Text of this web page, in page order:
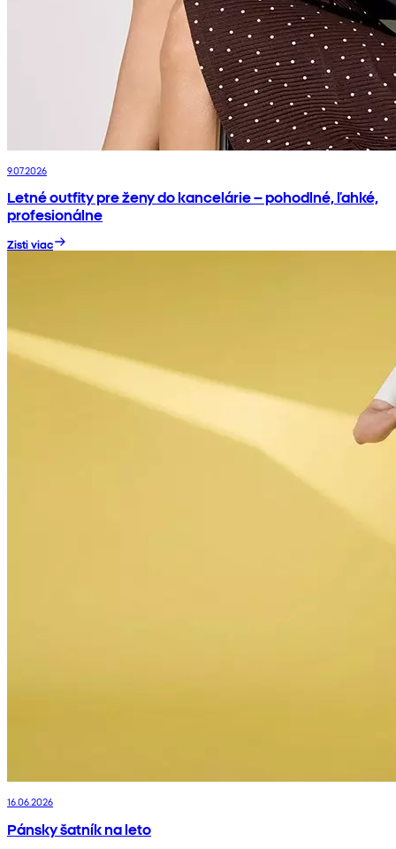
9.07.2026
Letné outfity pre ženy do kancelárie – pohodlné, ľahké,
profesionálne
Zisti viac
16.06.2026
Pánsky šatník na leto